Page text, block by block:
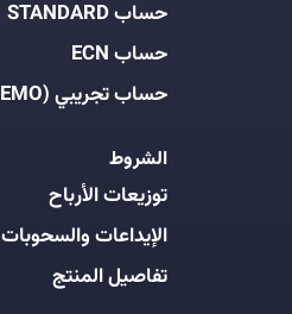
حساب STANDARD
حساب ECN
حساب تجريبي (DEMO)
الشروط
توزيعات الأرباح
الإيداعات والسحوبات
تفاصيل المنتج